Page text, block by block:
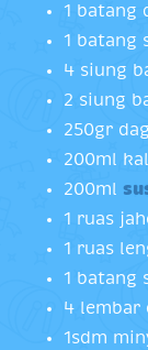
1 batang
1 batang
4 siung
2 siung
250gr
200ml
200ml
1 ruas
1 ruas
1 batang
4 lembar
1sdm